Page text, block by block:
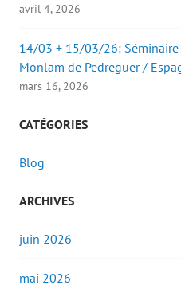
avril 4, 2026
14/03 + 15/03/26:
Monlam de Pedreguer /
mars 16, 2026
CATÉGORIES
Blog
ARCHIVES
juin 2026
mai 2026